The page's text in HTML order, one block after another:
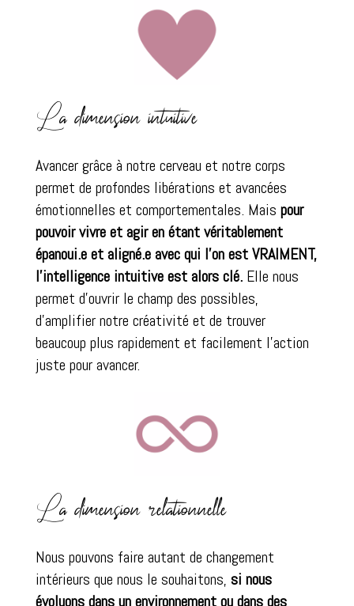
La dimension intuitive
Avancer grâce à notre cerveau et notre corps
permet de profondes libérations et avancées
émotionnelles et comportementales. Mais pour
pouvoir vivre et agir en étant véritablement
épanoui.e et aligné.e avec qui l’on est VRAIMENT,
l’intelligence intuitive est alors clé. Elle nous
permet d’ouvrir le champ des possibles,
d’amplifier notre créativité et de trouver
beaucoup plus rapidement et facilement l’action
juste pour avancer.
La dimension relationnelle
Nous pouvons faire autant de changement
intérieurs que nous le souhaitons, si nous
évoluons dans un environnement ou dans des